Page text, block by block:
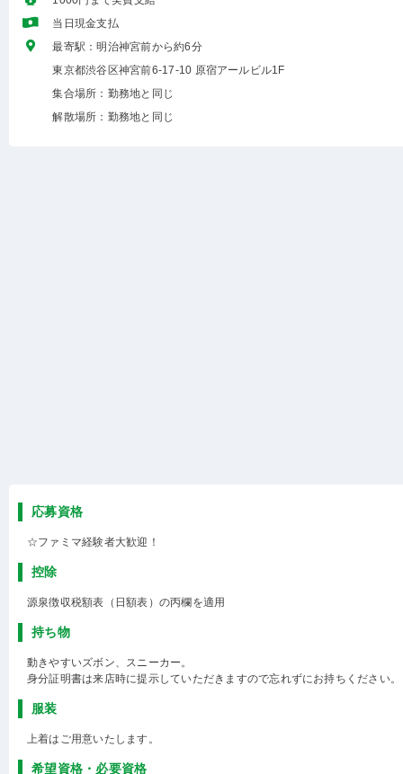
当日現金支払
最寄駅：明治神宮前から約6分
東京都渋谷区神宮前6-17-10 原宿アールビル1F
集合場所：勤務地と同じ
解散場所：勤務地と同じ
応募資格
☆ファミマ経験者大歓迎！
控除
源泉徴収税額表（日額表）の丙欄を適用
持ち物
動きやすいズボン、スニーカー。
身分証明書は来店時に提示していただきますので忘れずにお持ちください。
服装
上着はご用意いたします。
希望資格・必要資格